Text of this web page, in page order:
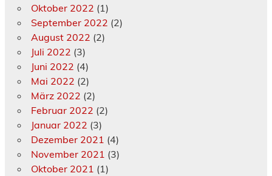
Oktober 2022 (1)
September 2022 (2)
August 2022 (2)
Juli 2022 (3)
Juni 2022 (4)
Mai 2022 (2)
März 2022 (2)
Februar 2022 (2)
Januar 2022 (3)
Dezember 2021 (4)
November 2021 (3)
Oktober 2021 (1)